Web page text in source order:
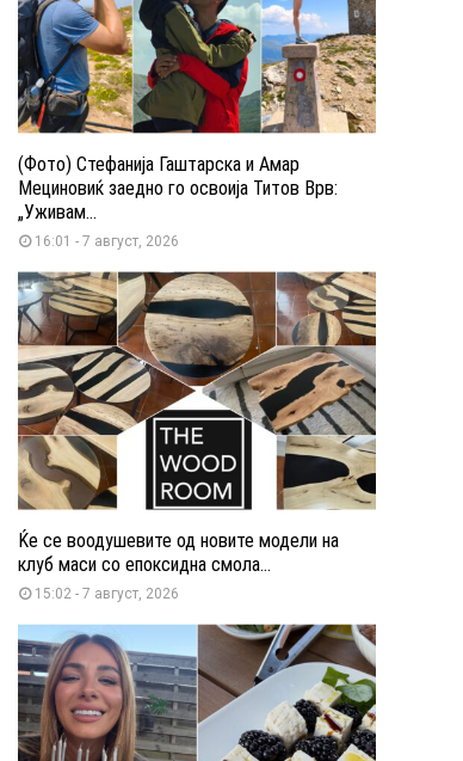
(Фото) Стефанија Гаштарска и Амар
Мециновиќ заедно го освоија Титов Врв:
„Уживам...
16:01 - 7 август, 2026
Ќе се воодушевите од новите модели на
клуб маси со епоксидна смола...
15:02 - 7 август, 2026